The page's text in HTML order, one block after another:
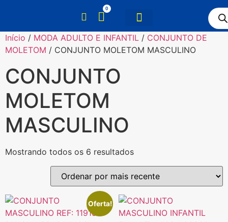
0
Início / MODA ADULTO E INFANTIL / CONJUNTO DE
MOLETOM / CONJUNTO MOLETOM MASCULINO
CONJUNTO
MOLETOM
MASCULINO
Mostrando todos os 6 resultados
Oferta!